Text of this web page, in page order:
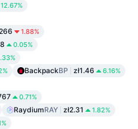
12.67%
1.88%
0.05%
BackpackBP zł1.46 6.16%
0.71%
RaydiumRAY zł2.31 1.82%